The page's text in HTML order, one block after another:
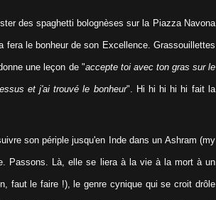
des spaghetti bolognèses sur la Piazza Navona
le bonheur de son Excellence. Grassouillettes
une leçon de "accepte toi avec ton gras sur le
et j'ai trouvé le bonheur". Hi hi hi hi hi fait la
son périple jusqu'en Inde dans un Ashram (my
Passons. Là, elle se liera à la vie à la mort à un
faut le faire !), le genre cynique qui se croit drôle